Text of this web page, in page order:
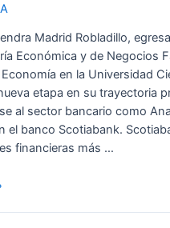
Madrid Robladillo,
Económica y de Negocios
en la Universidad
etapa en su trayectoria
al sector bancario como
el banco Scotiabank.
financieras más …